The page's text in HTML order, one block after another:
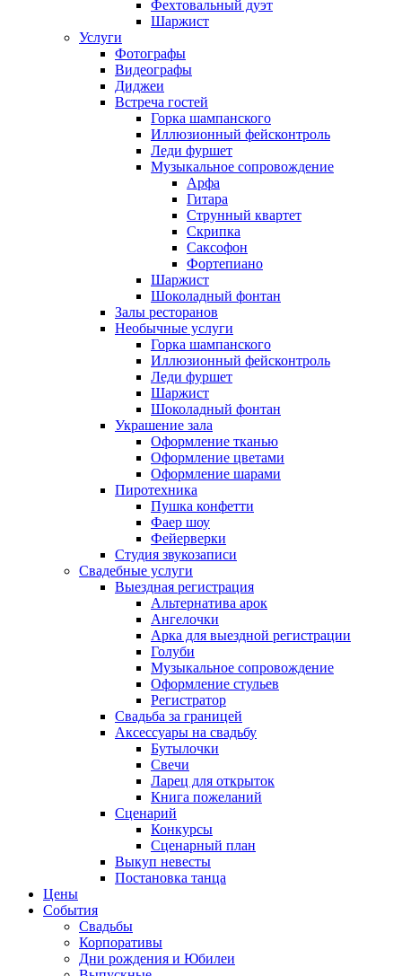
Фехтовальный дуэт
Шаржист
Услуги
Фотографы
Видеографы
Диджеи
Встреча гостей
Горка шампанского
Иллюзионный фейсконтроль
Леди фуршет
Музыкальное сопровождение
Арфа
Гитара
Струнный квартет
Скрипка
Саксофон
Фортепиано
Шаржист
Шоколадный фонтан
Залы ресторанов
Необычные услуги
Горка шампанского
Иллюзионный фейсконтроль
Леди фуршет
Шаржист
Шоколадный фонтан
Украшение зала
Оформление тканью
Оформление цветами
Оформление шарами
Пиротехника
Пушка конфетти
Фаер шоу
Фейерверки
Студия звукозаписи
Свадебные услуги
Выездная регистрация
Альтернатива арок
Ангелочки
Арка для выездной регистрации
Голуби
Музыкальное сопровождение
Оформление стульев
Регистратор
Свадьба за границей
Аксессуары на свадьбу
Бутылочки
Свечи
Ларец для открыток
Книга пожеланий
Сценарий
Конкурсы
Сценарный план
Выкуп невесты
Постановка танца
Цены
События
Свадьбы
Корпоративы
Дни рождения и Юбилеи